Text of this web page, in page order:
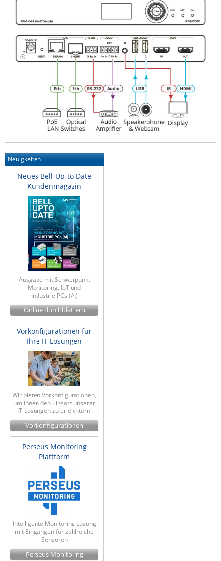
Neuigkeiten
Neues Bell-Up-to-Date
Kundenmagazin
Ausgabe mit Schwerpunkt
Monitoring, IoT und
Industrie PCs (AI)
Online durchblättern
Vorkonfigurationen für
Ihre IT Lösungen
Wir bieten Vorkonfigurationen,
um Ihnen den Einsatz unserer
IT-Lösungen zu erleichtern.
Vorkonfigurationen
Perseus Monitoring
Plattform
Intelligente Monitoring Lösung
mit Eingängen für zahlreiche
Sensoren
Perseus Monitoring